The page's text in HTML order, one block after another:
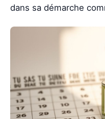
dans sa démarche